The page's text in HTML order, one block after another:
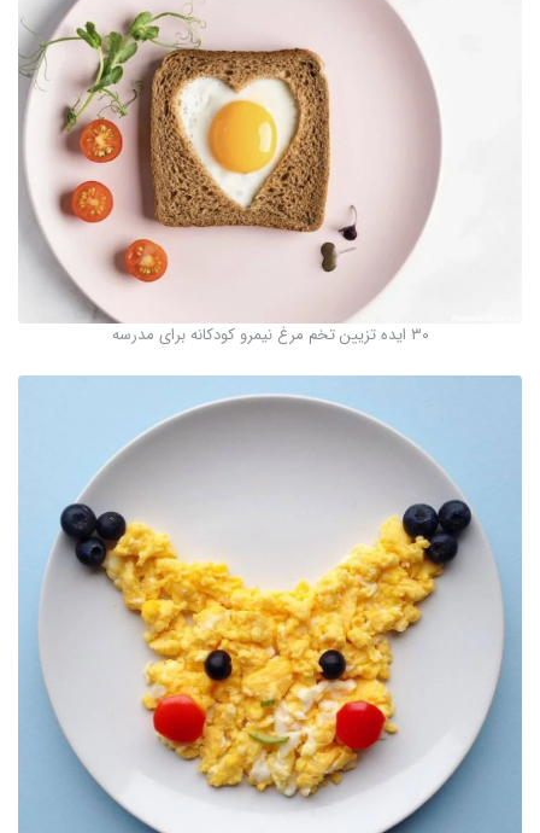
۳۰ ایده تزیین تخم مرغ نیمرو کودکانه برای مدرسه